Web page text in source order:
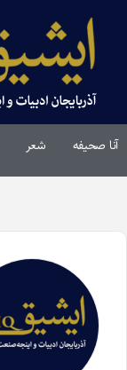
آنا صحیفه شعر